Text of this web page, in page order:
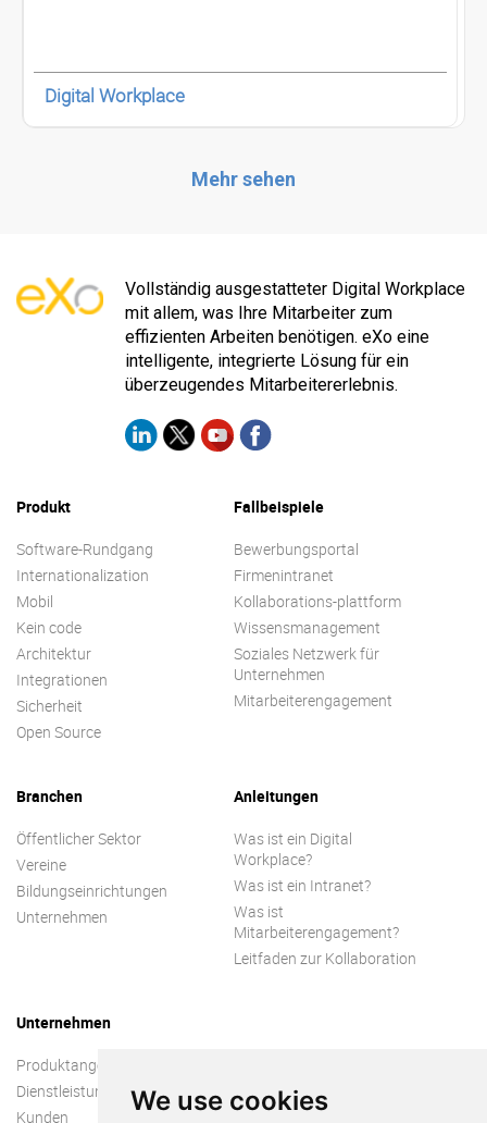
We use cookies
Digital Workplace
Mehr sehen
Vollständig ausgestatteter Digital Workplace
mit allem, was Ihre Mitarbeiter zum
effizienten Arbeiten benötigen. eXo eine
intelligente, integrierte Lösung für ein
überzeugendes Mitarbeitererlebnis.
Produkt
Software-Rundgang
Internationalization
Mobil
Kein code
Architektur
Integrationen
Sicherheit
Open Source
Fallbeispiele
Bewerbungsportal
Firmenintranet
Kollaborations-plattform
Wissensmanagement
Soziales Netzwerk für
Unternehmen
Mitarbeiterengagement
Branchen
Öffentlicher Sektor
Vereine
Bildungseinrichtungen
Unternehmen
Anleitungen
Was ist ein Digital
Workplace?
Was ist ein Intranet?
Was ist
Mitarbeiterengagement?
Leitfaden zur Kollaboration
Unternehmen
Produktangebot
Dienstleistungen
Kunden